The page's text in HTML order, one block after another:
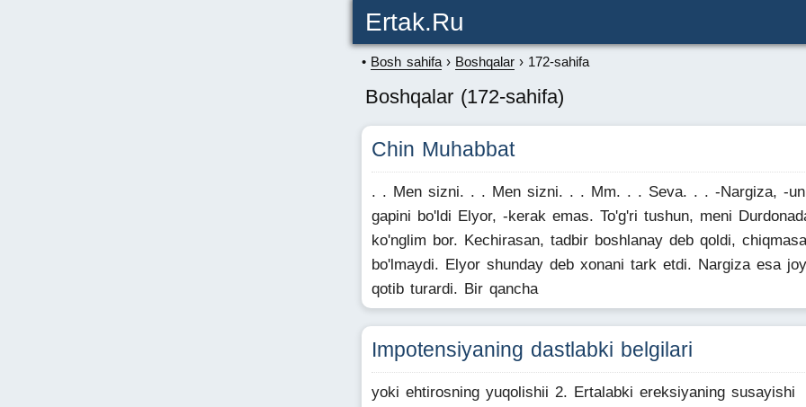
Ertak.ru
Bosh sahifa Boshqalar 172-sahifa
Boshqalar (172-sahifa)
Chin Muhabbat
. . Men sizni. . . Men sizni. . . Mm. . . Seva. . . -Nargiza, -
gapini bo'ldi Elyor, -kerak emas. To'g'ri tushun, meni
ko'nglim bor. Kechirasan, tadbir boshlanay deb qoldi,
bo'lmaydi. Elyor shunday deb xonani tark etdi. Nargiza esa
qotib turardi. Bir qancha
Impotensiyaning dastlabki belgilari
yoki ehtirosning yuqolishii 2. Ertalabki ereksiyaning susayishi